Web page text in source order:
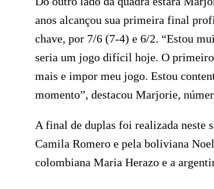
anos alcançou sua primeira final
chave, por 7/6 (7-4) e 6/2. “Estou
seria um jogo difícil hoje. O primeiro
mais e impor meu jogo. Estou
momento”, destacou Marjorie,
A final de duplas foi realizada neste
Camila Romero e pela boliviana
colombiana Maria Herazo e a